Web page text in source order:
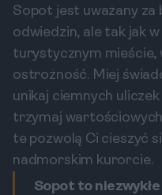
Sopot jest uważany za
odwiedzin, ale tak jak
turystycznym mieście,
ostrożność. Miej
unikaj ciemnych
trzymaj
te pozwolą Ci cieszyć
nadmorskim kurorcie.
Sopot to